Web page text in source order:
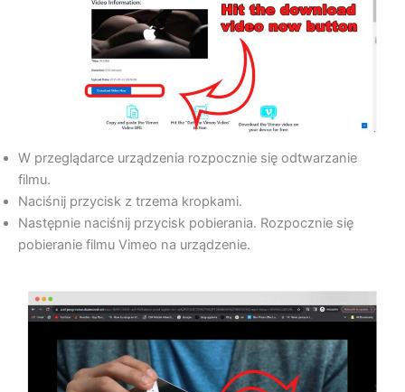
W przeglądarce urządzenia rozpocznie się odtwarzanie
filmu.
Naciśnij przycisk z trzema kropkami.
Następnie naciśnij przycisk pobierania. Rozpocznie się
pobieranie filmu Vimeo na urządzenie.